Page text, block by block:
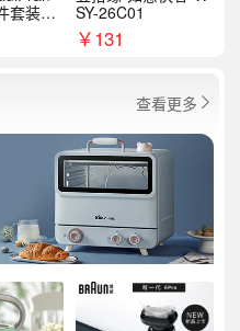
套装HC
SY-26C01
￥131
查看更多 